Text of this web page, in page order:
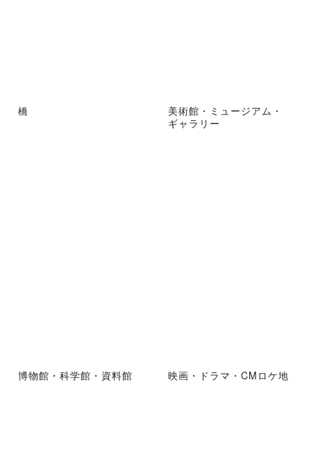
橋
美術館・ミュージアム・
ギャラリー
博物館・科学館・資料館 映画・ドラマ・CMロケ地